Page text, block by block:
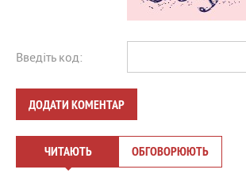
Введіть код:
ДОДАТИ КОМЕНТАР
ЧИТАЮТЬ ОБГОВОРЮЮТЬ